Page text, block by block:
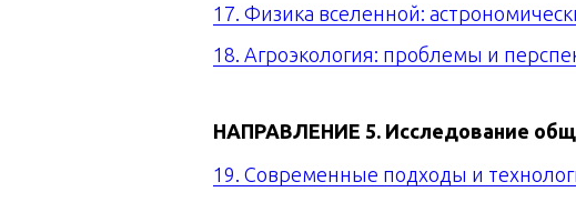
17. Физика вселенной:
18. Агроэкология: проблемы и
НАПРАВЛЕНИЕ 5. Исследование
19. Современные подходы и